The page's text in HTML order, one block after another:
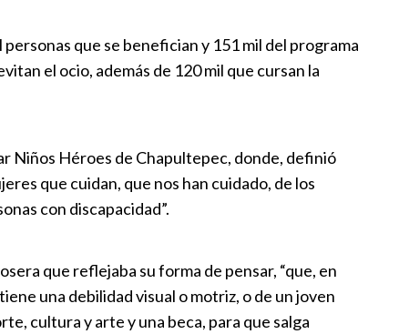
de la pobreza
riqueza comunitaria
inundación
en Puebla sería híbrido.
| 15:00
que se benefician y 151 mil del programa
el ocio, además de 120 mil que cursan la
Niños Héroes de Chapultepec, donde, definió
que cuidan, que nos han cuidado, de los
con discapacidad”.
que reflejaba su forma de pensar, “que, en
una debilidad visual o motriz, o de un joven
cultura y arte y una beca, para que salga